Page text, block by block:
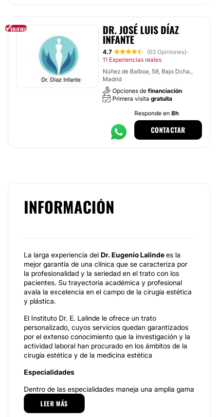
DR. JOSÉ LUIS DÍAZ
INFANTE
4.7 (63 Opiniones)·
11 Experiencias reales
Núñez de Balboa, 58, Bajo Dcha.,
Madrid
Opciones de financiación
Primera visita gratuita
Responde en 8h
CONTACTAR
INFORMACIÓN
La larga experiencia del Dr.Eugenio Lalindees la
mejor garantía de una clínica que se caracteriza por
la profesionalidad y la seriedad en el trato con los
pacientes. Su trayectoria académica y profesional
avala la excelencia en el campo de la cirugía estética
y plástica.
El Instituto Dr. E. Lalinde le ofrece un trato
personalizado, cuyos servicios quedan garantizados
por el extenso conocimiento que la investigación y la
actividad laboral han procurado en los ámbitos de la
cirugía estética y de la medicina estética
Especialidades
Dentro de las especialidades maneja una amplia gama
de tratamientos y procedimientos que te ayudarán a
lucir hermosa o a conseguir aquel cambio físico que
LEER MÁS